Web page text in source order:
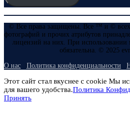
© Все права защищены. Все ™ и © всех
фотографий и прочих атрибутов
лицензий на них. При использовании
обязательна. © 2025
О нас Политика конфиденциальности
Этот сайт стал вкуснее с cookie Мы
для вашего удобства.Политика
Принять